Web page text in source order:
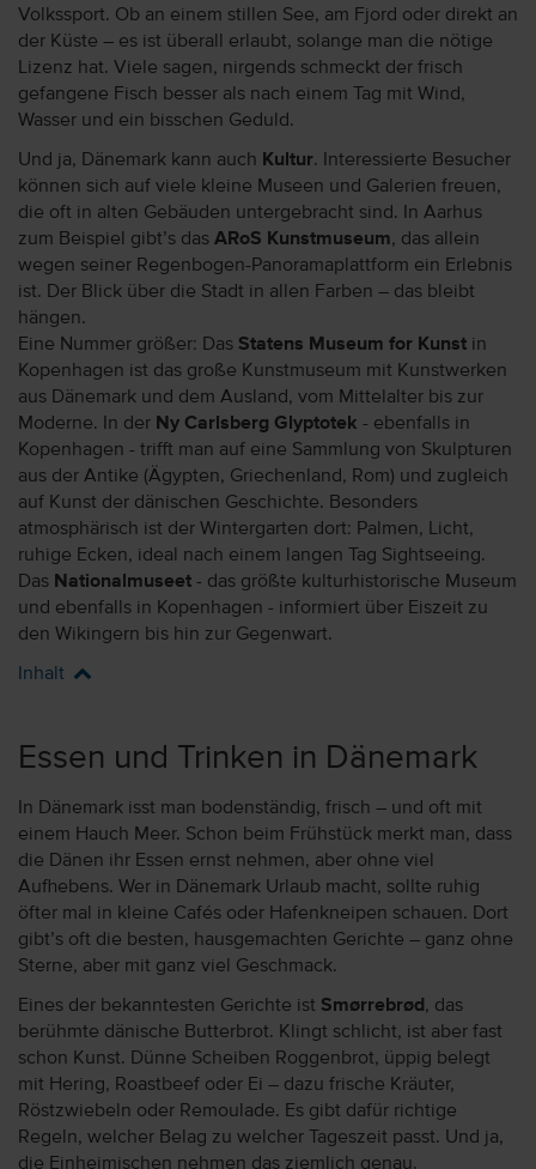
Volkssport. Ob an einem stillen See, am Fjord oder direkt an
der Küste – es ist überall erlaubt, solange man die nötige
Lizenz hat. Viele sagen, nirgends schmeckt der frisch
gefangene Fisch besser als nach einem Tag mit Wind,
Wasser und ein bisschen Geduld.
Und ja, Dänemark kann auch Kultur. Interessierte Besucher
können sich auf viele kleine Museen und Galerien freuen,
die oft in alten Gebäuden untergebracht sind. In Aarhus
zum Beispiel gibt’s das ARoS Kunstmuseum, das allein
wegen seiner Regenbogen-Panoramaplattform ein Erlebnis
ist. Der Blick über die Stadt in allen Farben – das bleibt
hängen.
Eine Nummer größer: Das Statens Museum for Kunst in
Kopenhagen ist das große Kunstmuseum mit Kunstwerken
aus Dänemark und dem Ausland, vom Mittelalter bis zur
Moderne. In der Ny Carlsberg Glyptotek - ebenfalls in
Kopenhagen - trifft man auf eine Sammlung von Skulpturen
aus der Antike (Ägypten, Griechenland, Rom) und zugleich
auf Kunst der dänischen Geschichte. Besonders
atmosphärisch ist der Wintergarten dort: Palmen, Licht,
ruhige Ecken, ideal nach einem langen Tag Sightseeing.
Das Nationalmuseet - das größte kulturhistorische Museum
und ebenfalls in Kopenhagen - informiert über Eiszeit zu
den Wikingern bis hin zur Gegenwart.
Inhalt
Essen und Trinken in Dänemark
In Dänemark isst man bodenständig, frisch – und oft mit
einem Hauch Meer. Schon beim Frühstück merkt man, dass
die Dänen ihr Essen ernst nehmen, aber ohne viel
Aufhebens. Wer in Dänemark Urlaub macht, sollte ruhig
öfter mal in kleine Cafés oder Hafenkneipen schauen. Dort
gibt’s oft die besten, hausgemachten Gerichte – ganz ohne
Sterne, aber mit ganz viel Geschmack.
Eines der bekanntesten Gerichte ist Smørrebrød , das
berühmte dänische Butterbrot. Klingt schlicht, ist aber fast
schon Kunst. Dünne Scheiben Roggenbrot, üppig belegt
mit Hering, Roastbeef oder Ei – dazu frische Kräuter,
Röstzwiebeln oder Remoulade. Es gibt dafür richtige
Regeln, welcher Belag zu welcher Tageszeit passt. Und ja,
die Einheimischen nehmen das ziemlich genau.